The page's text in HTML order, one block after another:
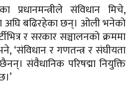
प्रधानमन्त्रीले संविधान मिचे,
अघि बढिरहेका छन्। ओली भनेको
र सरकार सञ्चालनको क्रममा
‘संविधान र गणतन्त्र र संघीयता
संवैधानिक परिषद्मा नियुक्ति